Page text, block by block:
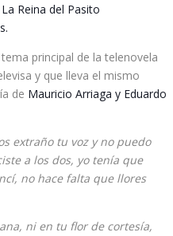
Reina del Pasito
principal de la telenovela
y que lleva el mismo
de Mauricio Arriaga y Eduardo
extraño tu voz y no puedo
a los dos, yo tenía que
no hace falta que llores
ni en tu flor de cortesía,